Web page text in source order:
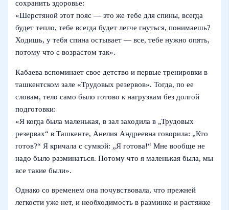
сохранить здоровье:
«Шерстяной этот пояс — это же тебе для спины, всегда
будет тепло, тебе всегда будет легче гнуться, понимаешь?
Ходишь, у тебя спина остывает — все, тебе нужно опять,
потому что с возрастом так».
Кабаева вспоминает свое детство и первые тренировки в
ташкентском зале «Трудовых резервов». Тогда, по ее
словам, тело само было готово к нагрузкам без долгой
подготовки:
«Я когда была маленькая, в зал заходила в „Трудовых
резервах“ в Ташкенте, Анелия Андреевна говорила: „Кто
готов?“ Я кричала с сумкой: „Я готова!“ Мне вообще не
надо было разминаться. Потому что я маленькая была, мы
все такие были».
Однако со временем она почувствовала, что прежней
легкости уже нет, и необходимость в разминке и растяжке